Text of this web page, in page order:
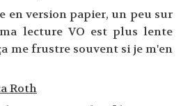
en version papier, un peu sur
lecture VO est plus lente
me frustre souvent si je m'en
Roth